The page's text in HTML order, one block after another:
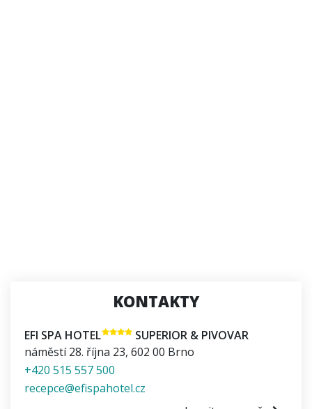
KONTAKTY
EFI SPA HOTEL
SUPERIOR & PIVOVAR
náměstí 28. října 23, 602 00 Brno
+420 515 557 500
recepce@efispahotel.cz